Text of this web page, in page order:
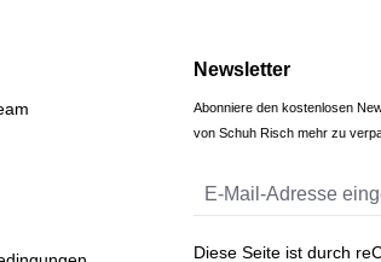
Newsletter
Abonniere den kostenlosen
von Schuh Risch mehr zu
Diese Seite ist durch